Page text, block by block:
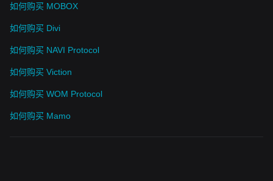
如何购买 MOBOX
如何购买 Divi
如何购买 NAVI Protocol
如何购买 Viction
如何购买 WOM Protocol
如何购买 Mamo